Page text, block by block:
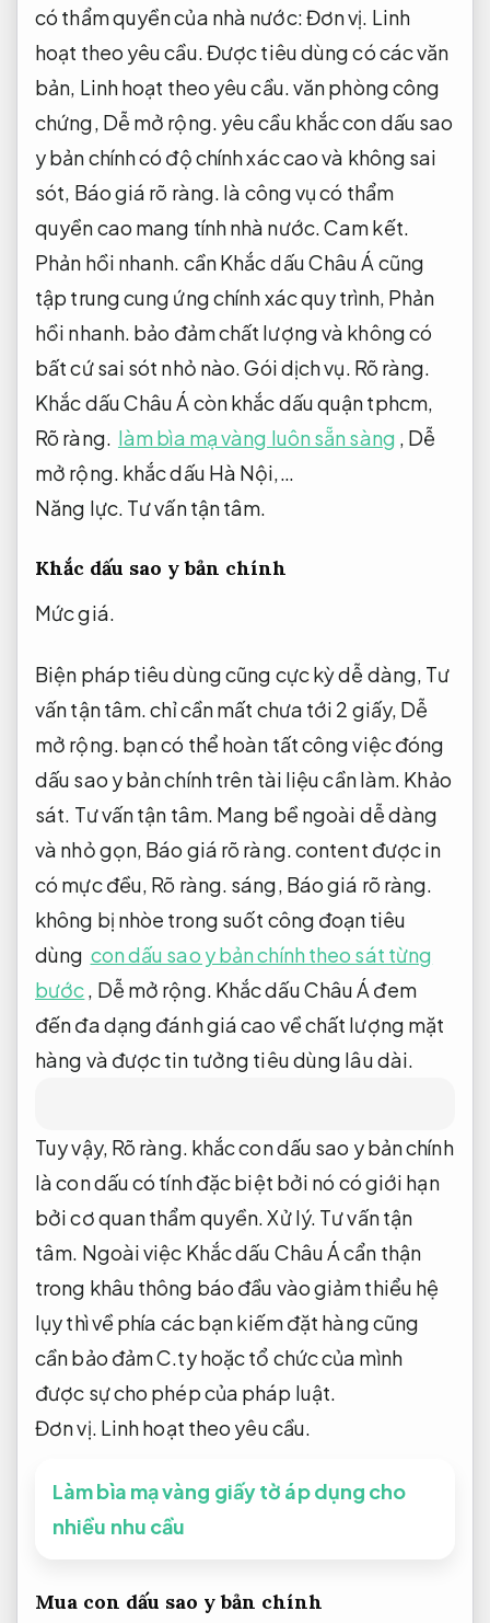
có thẩm quyền của nhà nước:Đơn vị. Linh
hoạt theo yêu cầu.Được tiêu dùng có các văn
bản, Linh hoạt theo yêu cầu.văn phòng công
chứng, Dễ mở rộng. yêu cầu khắc con dấu sao
y bản chính có độ chính xác cao và không sai
sót, Báo giá rõ ràng. là công vụ có thẩm
quyền cao mang tính nhà nước.Cam kết.
Phản hồi nhanh. cần Khắc dấu Châu Á cũng
tập trung cung ứng chính xác quy trình, Phản
hồi nhanh. bảo đảm chất lượng và không có
bất cứ sai sót nhỏ nào.Gói dịch vụ. Rõ ràng.
Khắc dấu Châu Á còn khắc dấu quận tphcm,
Rõ ràng. làm bìa mạ vàng luôn sẵn sàng , Dễ
mở rộng. khắc dấu Hà Nội,…
Năng lực. Tư vấn tận tâm.
Khắc dấu sao y bản chính
Mức giá.
Biện pháp tiêu dùng cũng cực kỳ dễ dàng, Tư
vấn tận tâm.chỉ cần mất chưa tới 2 giấy, Dễ
mở rộng. bạn có thể hoàn tất công việc đóng
dấu sao y bản chính trên tài liệu cần làm. Khảo
sát. Tư vấn tận tâm. Mang bề ngoài dễ dàng
và nhỏ gọn, Báo giá rõ ràng.content được in
có mực đều, Rõ ràng. sáng, Báo giá rõ ràng.
không bị nhòe trong suốt công đoạn tiêu
dùng con dấu sao y bản chính theo sát từng
bước, Dễ mở rộng. Khắc dấu Châu Á đem
đến đa dạng đánh giá cao về chất lượng mặt
hàng và được tin tưởng tiêu dùng lâu dài.
Tuy vậy, Rõ ràng.khắc con dấu sao y bản chính
là con dấu có tính đặc biệt bởi nó có giới hạn
bởi cơ quan thẩm quyền.Xử lý.
trong khâu thông báo đầu vào giảm thiểu hệ
lụy thì về phía các bạn kiếm đặt hàng cũng
được sự cho phép của pháp luật.